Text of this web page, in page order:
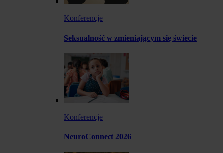
Konferencje
Seksualność w zmieniającym się świecie
Konferencje
NeuroConnect 2026